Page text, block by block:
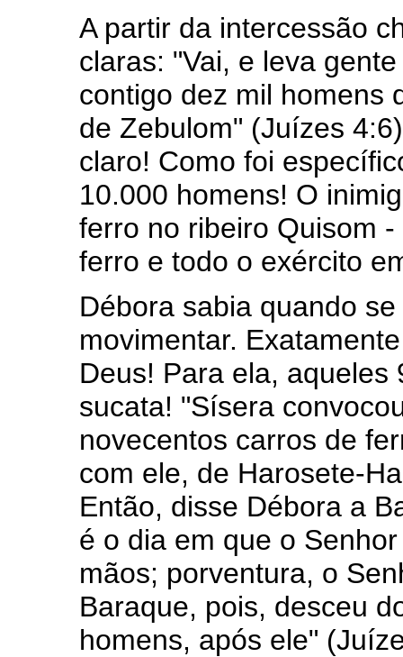
A partir da intercessão
claras: "Vai, e leva
contigo dez mil homens
de Zebulom" (Juízes
claro! Como foi
10.000 homens! O
ferro no ribeiro Quisom
ferro e todo o exército
Débora sabia quando
movimentar.
Deus! Para ela,
sucata! "Sísera
novecentos carros de
com ele, de Harosete-
Então, disse Débora a
é o dia em que o
mãos; porventura, o
Baraque, pois, desceu
homens, após ele"